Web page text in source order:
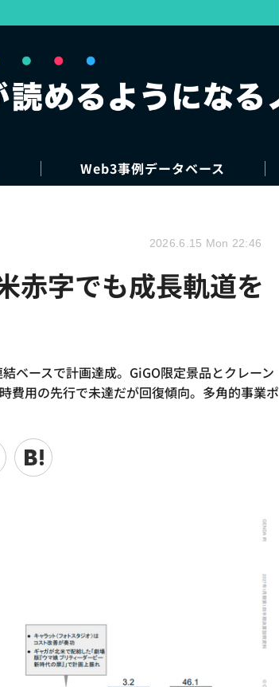
Web3事例データベース
赤字でも成長軌道を
ベースで計画達成。GiGO限定景品とクレーン
費用の先行で未達だが回復傾向。多角的事業ポ
2026.6.15 Mon 22:46